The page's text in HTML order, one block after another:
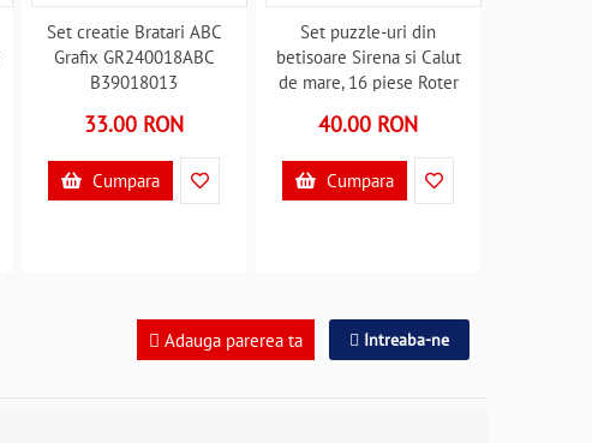
Set creatie Bratari ABC
Grafix GR240018ABC
B39018013
33.00 RON
Cumpara
Set puzzle-uri din
betisoare Sirena si Calut
de mare, 16 piese Roter
B39017678
40.00 RON
Cumpara
Adauga parerea ta Intreaba-ne